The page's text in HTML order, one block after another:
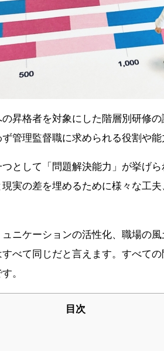
昇格者を対象にした階層別研修
管理監督職に求められる役割や
として「問題解決能力」が挙げ
実の差を埋めるために様々な工
ニケーションの活性化、職場の
べて同じだと言えます。すべて
。
目次